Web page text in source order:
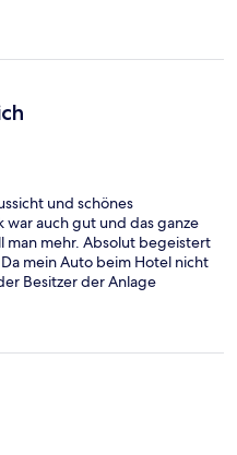
und schönes
war auch gut und das ganze
man mehr. Absolut begeistert
mein Auto beim Hotel nicht
Besitzer der Anlage
mit mir in den Ort
und hat sogar noch eine
und das verdient ein ganz